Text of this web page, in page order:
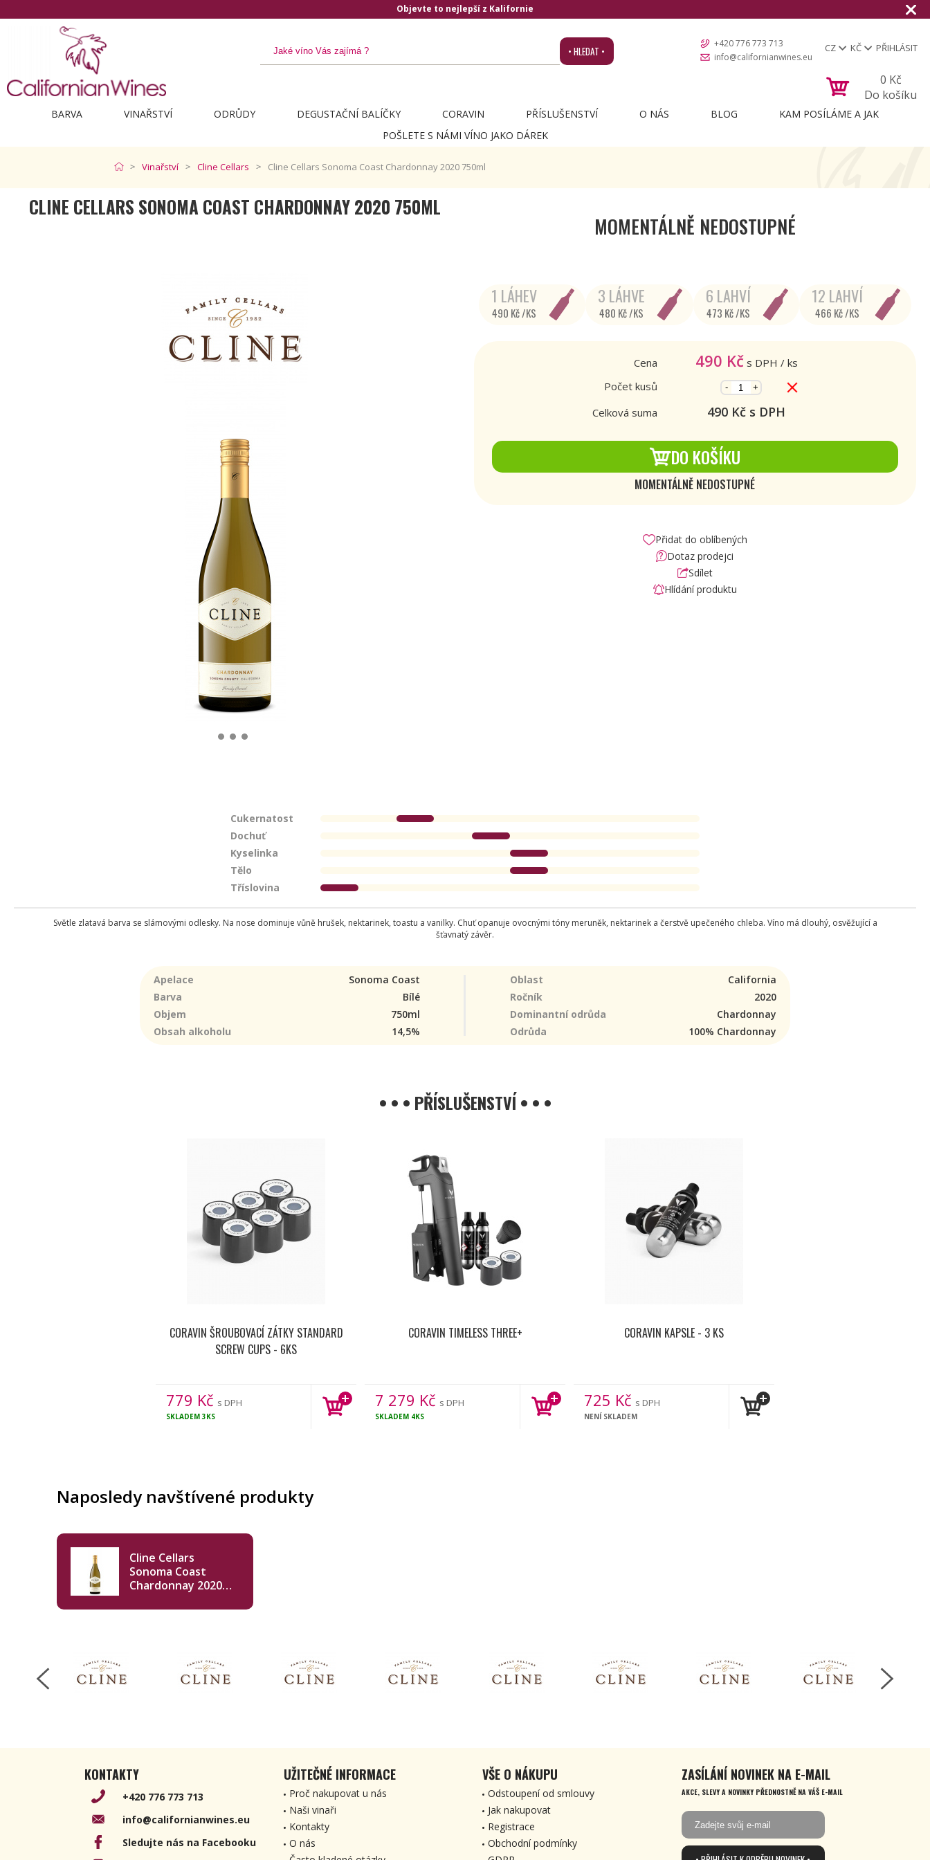
• HLEDAT •
+420 776 773 713
info@californianwines.eu
CZ KČ PŘIHLÁSIT
0 Kč
Do košíku
BARVA VINAŘSTVÍ ODRŮDY DEGUSTAČNÍ BALÍČKY CORAVIN PŘÍSLUŠENSTVÍ O NÁS BLOG
KAM POSÍLÁME A JAK
POŠLETE S NÁMI VÍNO JAKO DÁREK
Vinařství Cline Cellars Cline Cellars Sonoma Coast Chardonnay 2020 750ml
CLINE CELLARS SONOMA COAST CHARDONNAY 2020 750ML
MOMENTÁLNĚ NEDOSTUPNÉ
1 LÁHEV
490 Kč /KS
3 LÁHVE
480 Kč /KS
6 LAHVÍ
473 Kč /KS
12 LAHVÍ
466 Kč /KS
Cena 490 Kč s DPH / ks
Počet kusů
- +
Celková suma 490 Kč s DPH
DO KOŠÍKU
MOMENTÁLNĚ NEDOSTUPNÉ
Přidat do oblíbených
Dotaz prodejci
Sdílet
Hlídání produktu
Cukernatost
Dochuť
Kyselinka
Tělo
Tříslovina
Světle zlatavá barva se slámovými odlesky. Na nose dominuje vůně hrušek, nektarinek, toastu a vanilky. Chuť opanuje ovocnými tóny meruněk, nektarinek a čerstvě upečeného chleba. Víno má dlouhý, osvěžující a
šťavnatý závěr.
Apelace Sonoma Coast Oblast
California
Barva
Bílé Ročník
2020
Objem
750ml Dominantní odrůda
Chardonnay
Obsah alkoholu
14,5% Odrůda 100% Chardonnay
• • • PŘÍSLUŠENSTVÍ • • •
CORAVIN ŠROUBOVACÍ ZÁTKY STANDARD
SCREW CUPS - 6KS
779 Kč s DPH
SKLADEM3KS
CORAVIN TIMELESS THREE+
7 279 Kč s DPH
SKLADEM 4KS
CORAVIN KAPSLE - 3 KS
725 Kč s DPH
NENÍ SKLADEM
Naposledy navštívené produkty
Cline Cellars
Sonoma Coast
Chardonnay 2020
KONTAKTY
+420 776 773 713
info@californianwines.eu
Sledujte nás na Facebooku
UŽITEČNÉ INFORMACE
Proč nakupovat u nás
Naši vinaři
Kontakty
O nás
VŠE O NÁKUPU
Odstoupení od smlouvy
Jak nakupovat
Registrace
Obchodní podmínky
ZASÍLÁNÍ NOVINEK NA E-MAIL
AKCE, SLEVY A NOVINKY PŘEDNOSTNĚ NA VÁŠ E-MAIL